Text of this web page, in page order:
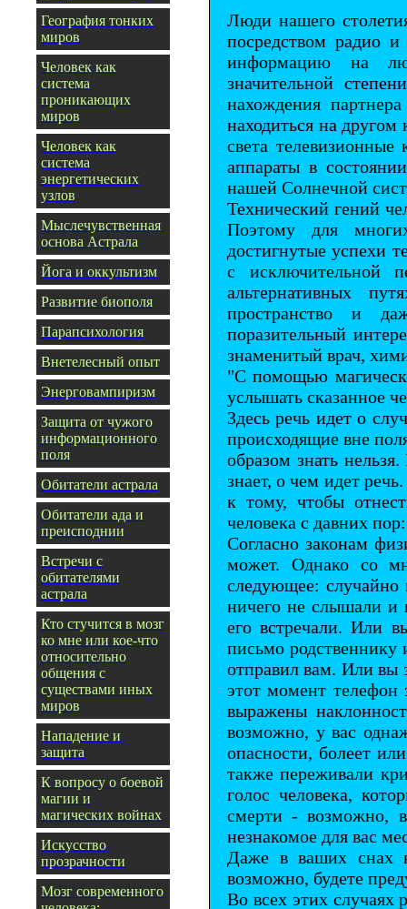
География тонких
миров
Человек как
система
проникающих
миров
Человек как
система
энергетических
узлов
Мыслечувственная
основа Астрала
Йога и оккультизм
Развитие биополя
Парапсихология
Внетелесный опыт
Энерговампиризм
Защита от чужого
информационного
поля
Обитатели астрала
Обитатели ада и
преисподнии
Встречи с
обитателями
астрала
Кто стучится в мозг
ко мне или кое-что
относительно
общения с
существами иных
миров
Нападение и
защита
К вопросу о боевой
магии и
магических войнах
Искусство
прозрачности
Мозг современного
Люди нашего
посредством радио
информацию на
значительной
нахождения
находиться на
света
аппараты в
нашей Солнечной
Технический гений
Поэтому для
достигнутые успехи
с исключительной
альтернативных
пространство и
поразительный
знаменитый врач,
"С помощью
услышать сказанное
Здесь речь идет о
происходящие вне
образом знать
знает, о чем идет
к тому, чтобы
человека с давних
Согласно законам
может. Однако со
следующее:
ничего не слышали и
его встречали. Или
письмо родственнику
отправил вам. Или вы
этот момент телефон
выражены
возможно, у вас
опасности, болеет
также переживали
голос человека,
смерти - возможно,
незнакомое для вас
Даже в ваших снах
возможно, будете
Во всех этих случаях